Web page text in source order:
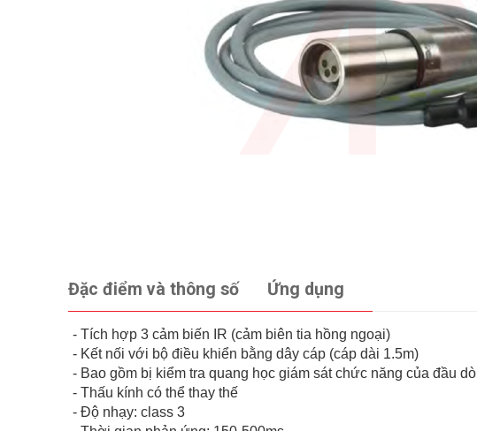
Đặc điểm và thông số Ứng dụng
- Tích hợp 3 cảm biến IR (cảm biên tia hồng ngoại)
- Kết nối với bộ điều khiển bằng dây cáp (cáp dài 1.5m)
- Bao gồm bị kiểm tra quang học giám sát chức năng của đầu dò
- Thấu kính có thể thay thế
- Độ nhạy: class 3